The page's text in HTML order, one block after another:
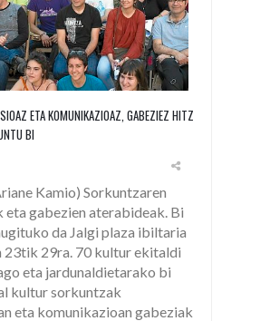
ETA KOMUNIKAZIOAZ, GABEZIEZ HITZ
BI
Kamio) Sorkuntzaren
eta gabezien aterabideak. Bi
da Jalgi plaza ibiltaria
23tik 29ra. 70 kultur ekitaldi
eta jardunaldietarako bi
kultur sorkuntzak
eta komunikazioan gabeziak